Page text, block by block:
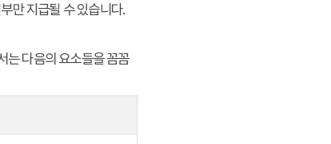
만 지급될 수 있습니다.
는 다음의 요소들을 꼼꼼